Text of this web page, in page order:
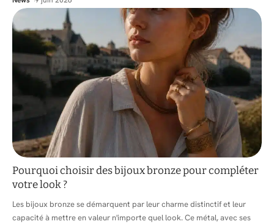
Pourquoi choisir des bijoux bronze pour compléter
votre look ?
Les bijoux bronze se démarquent par leur charme distinctif et leur
capacité à mettre en valeur n'importe quel look. Ce métal, avec ses